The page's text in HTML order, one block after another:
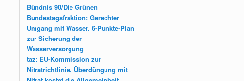
Bündnis 90/Die Grünen
Bundestagsfraktion: Gerechter
Umgang mit Wasser. 6-Punkte-Plan
zur Sicherung der
Wasserversorgung
taz: EU-Kommission zur
Nitratrichtlinie. Überdüngung mit